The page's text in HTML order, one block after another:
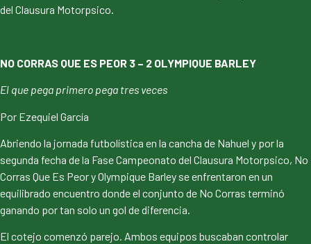
del Clausura Motorpsico.
NO CORRAS QUE ES PEOR 3 – 2 OLYMPIQUE BARLEY
El que pega primero pega tres veces
Por Ezequiel García
Abriendo la jornada futbolística en la cancha de Nahuel y por la
segunda fecha de la Fase Campeonato del Clausura Motorpsico, No
Corras Que Es Peor y Olympique Barley se enfrentaron en un
equilibrado encuentro donde el conjunto de No Corras terminó
ganando por tan solo un gol de diferencia.
El cotejo comenzó parejo. Ambos equipos buscaban controlar